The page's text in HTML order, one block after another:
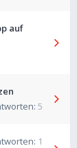
auf
5
1